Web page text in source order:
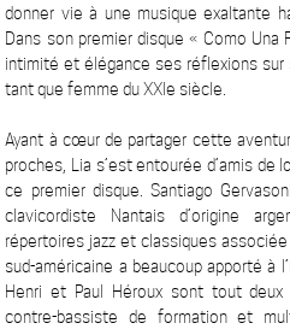
donner vie à une musique exaltante
Dans son premier disque « Como
intimité et élégance ses réflexions
tant que femme du XXIe siècle.
Ayant à cœur de partager cette
proches, Lia s’est entourée d’amis de
ce premier disque. Santiago
clavicordiste Nantais d’origine
répertoires jazz et classiques
sud-américaine a beaucoup apporté à
Henri et Paul Héroux sont tout deux
contre-bassiste de formation et